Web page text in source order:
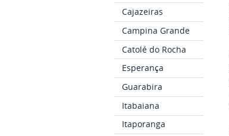
Cajazeiras
Campina Grande
Catolé do Rocha
Esperança
Guarabira
Itabaiana
Itaporanga